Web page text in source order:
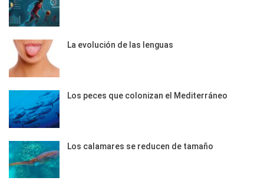
La evolución de las lenguas
Los peces que colonizan el Mediterráneo
Los calamares se reducen de tamaño